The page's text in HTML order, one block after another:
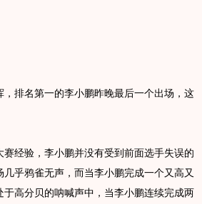
排名第一的李小鹏昨晚最后一个出场，这
经验，李小鹏并没有受到前面选手失误的
乎鸦雀无声，而当李小鹏完成一个又高又
高分贝的呐喊声中，当李小鹏连续完成两